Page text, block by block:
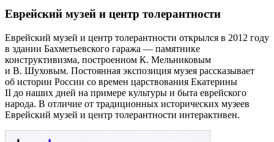
Еврейский музей и центр толерантности
Еврейский музей и центр толерантности открылся в 2012 году
в здании Бахметьевского гаража — памятнике
конструктивизма, построенном К. Мельниковым
и В. Шуховым. Постоянная экспозиция музея рассказывает
об истории России со времен царствования Екатерины
II до наших дней на примере культуры и быта еврейского
народа. В отличие от традиционных исторических музеев
Еврейский музей и центр толерантности интерактивен.